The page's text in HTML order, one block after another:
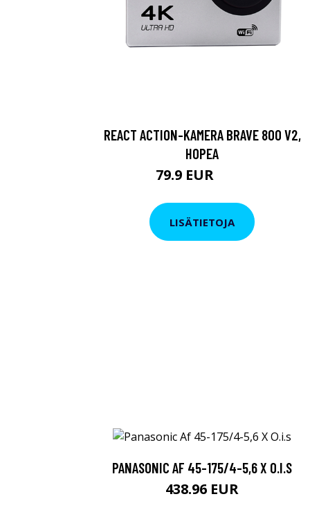
REACT ACTION-KAMERA BRAVE 800 V2,
HOPEA
79.9 EUR
LISÄTIETOJA
PANASONIC AF 45-175/4-5,6 X O.I.S
438.96 EUR